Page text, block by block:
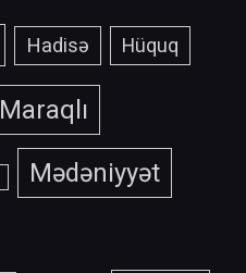
Hadisə Hüquq
Maraqlı
Mədəniyyət